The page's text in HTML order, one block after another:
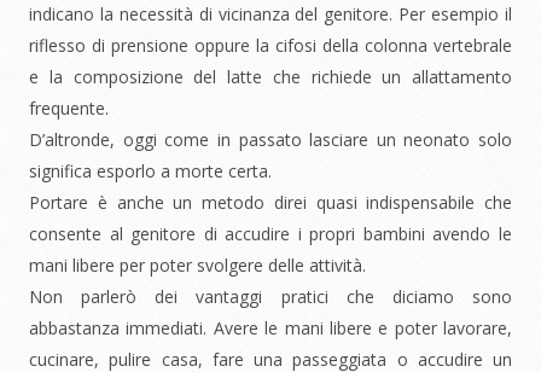
indicano la necessità di vicinanza del genitore. Per esempio il
riflesso di prensione oppure la cifosi della colonna vertebrale
e la composizione del latte che richiede un allattamento
frequente.
D’altronde, oggi come in passato lasciare un neonato solo
significa esporlo a morte certa.
Portare è anche un metodo direi quasi indispensabile che
consente al genitore di accudire i propri bambini avendo le
mani libere per poter svolgere delle attività.
Non parlerò dei vantaggi pratici che diciamo sono
abbastanza immediati. Avere le mani libere e poter lavorare,
cucinare, pulire casa, fare una passeggiata o accudire un